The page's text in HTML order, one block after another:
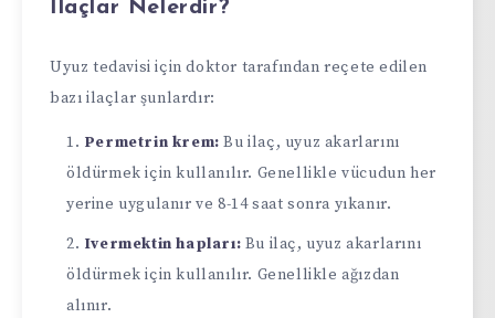
İlaçlar Nelerdir?
Uyuz tedavisi için doktor tarafından reçete edilen
bazı ilaçlar şunlardır:
Permetrin krem: Bu ilaç, uyuz akarlarını
öldürmek için kullanılır. Genellikle vücudun her
yerine uygulanır ve 8-14 saat sonra yıkanır.
Ivermektin hapları: Bu ilaç, uyuz akarlarını
öldürmek için kullanılır. Genellikle ağızdan
alınır.